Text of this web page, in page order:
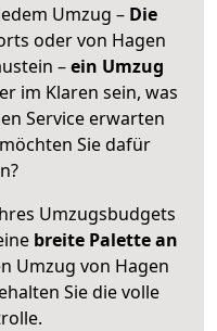
Umzug – Die
oder von Hagen
–ein Umzug
im Klaren sein, was
Service erwarten
Sie dafür
Umzugsbudgets
breite Palette an
Umzug von Hagen
Sie die volle